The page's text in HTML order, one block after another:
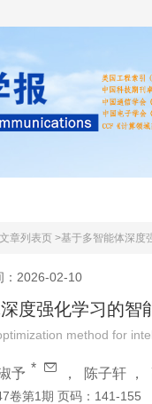
文章列表页 >基于多智能体深度
：2026-02-10
度强化学习的智
method for
予 * ， 陈子轩 ，
卷第1期 页码：141-155